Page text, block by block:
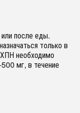
после еды.
только в
необходимо
мг, в течение